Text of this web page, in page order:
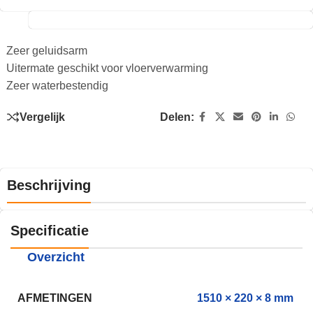
Zeer geluidsarm
Uitermate geschikt voor vloerverwarming
Zeer waterbestendig
Vergelijk Delen:
Beschrijving
Specificatie
Overzicht
AFMETINGEN 1510 × 220 × 8 mm